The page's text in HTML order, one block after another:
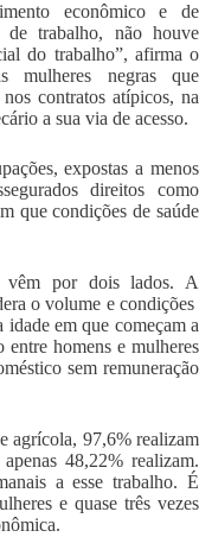
econômico e de
de trabalho, não houve
do trabalho”, afirma o
mulheres negras que
contratos atípicos, na
a sua via de acesso.
expostas a menos
direitos como
que condições de saúde
vêm por dois lados. A
o volume e condições
idade em que começam a
homens e mulheres
sem remuneração
agrícola, 97,6% realizam
48,22% realizam.
a esse trabalho. É
e quase três vezes